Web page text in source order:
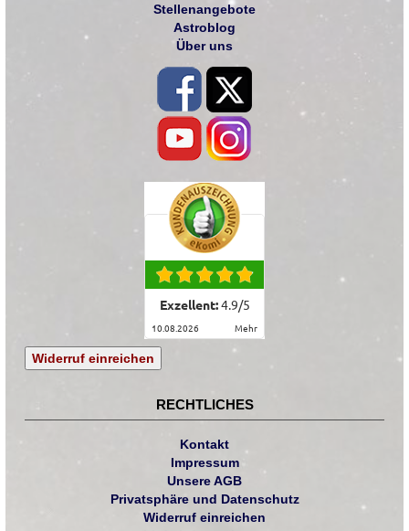
Stellenangebote
Astroblog
Über uns
Exzellent:4.9/5
10.08.2026 mehr
Widerruf einreichen
RECHTLICHES
Kontakt
Impressum
Unsere AGB
Privatsphäre und Datenschutz
Widerruf einreichen